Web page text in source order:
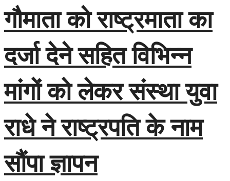
गौमाता को राष्ट्रमाता का
दर्जा देने सहित विभिन्न
मांगों को लेकर संस्था युवा
राधे ने राष्ट्रपति के नाम
सौंपा ज्ञापन